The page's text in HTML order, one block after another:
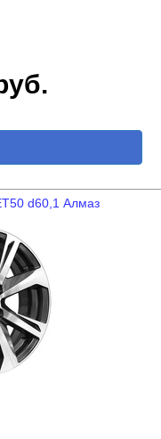
d60,1 Алмаз